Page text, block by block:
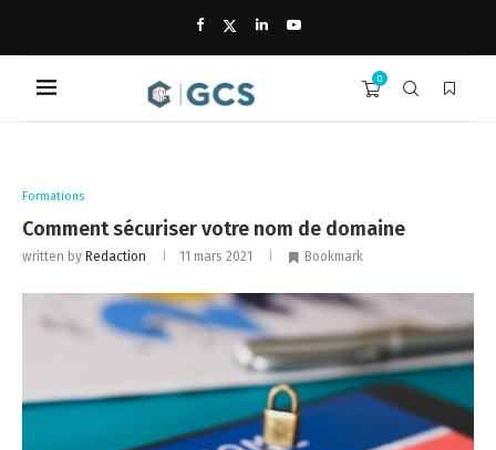
0
Formations
Comment sécuriser votre nom de domaine
written by Redaction 11 mars 2021 Bookmark